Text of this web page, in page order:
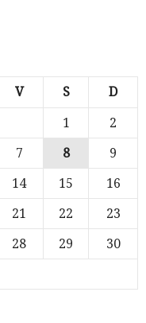
V S D
1
2
7 8
9
14 15
16
21 22
23
28 29
30